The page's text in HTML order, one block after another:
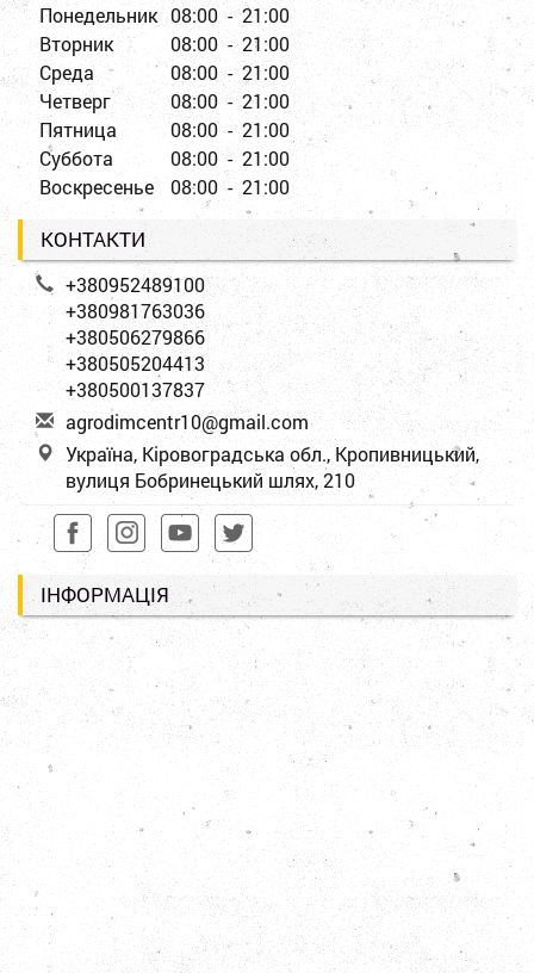
Понедельник 08:00 - 21:00
Вторник
08:00 - 21:00
Среда
08:00 - 21:00
Четверг
08:00 - 21:00
Пятница
08:00 - 21:00
Суббота
08:00 - 21:00
Воскресенье
08:00 - 21:00
КОНТАКТИ
+380952489100
+380981763036
+380506279866
+380505204413
+380500137837
agrodimcentr10@gmail.com
Україна, Кіровоградська обл., Кропивницький,
вулиця Бобринецький шлях, 210
ІНФОРМАЦІЯ